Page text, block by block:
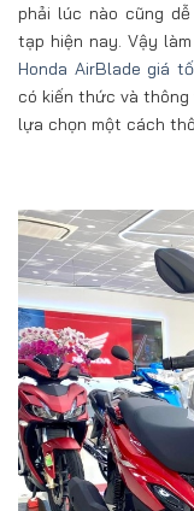
phải lúc nào cũng
tạp hiện nay. Vậy
Honda AirBlade giá
có kiến thức và
lựa chọn một cách